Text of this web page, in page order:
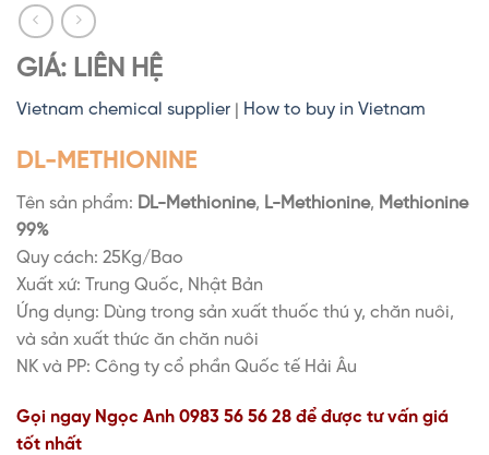
GIÁ: LIÊN HỆ
Vietnam chemical supplier | How to buy in Vietnam
DL-METHIONINE
Tên sản phẩm: DL-Methionine, L-Methionine, Methionine
99%
Quy cách: 25Kg/Bao
Xuất xứ: Trung Quốc, Nhật Bản
Ứng dụng: Dùng trong sản xuất thuốc thú y, chăn nuôi,
và sản xuất thức ăn chăn nuôi
NK và PP: Công ty cổ phần Quốc tế Hải Âu
Gọi ngay Ngọc Anh 0983 56 56 28 để được tư vấn giá
tốt nhất